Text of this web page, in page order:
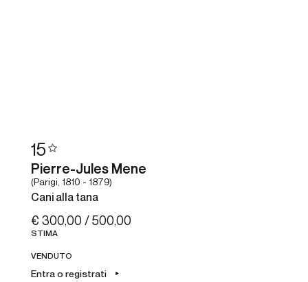
15
Pierre-Jules Mene
(Parigi, 1810 - 1879)
Cani alla tana
€ 300,00 / 500,00
STIMA
VENDUTO
Entra o registrati